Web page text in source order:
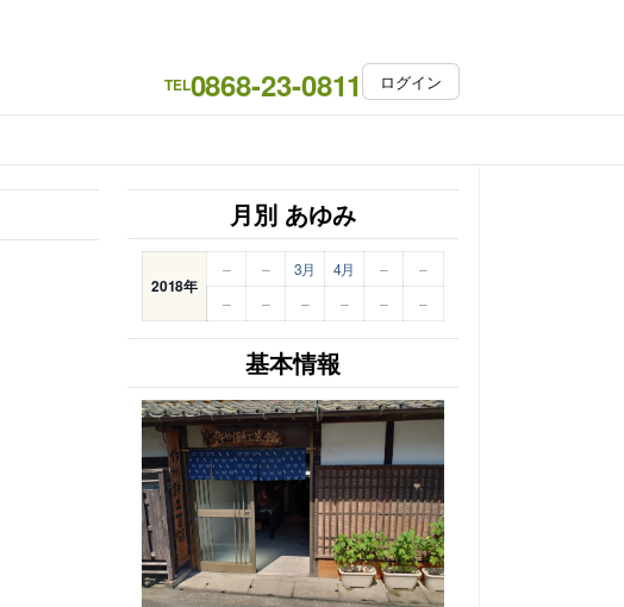
TEL0868-23-0811 ログイン
月別 あゆみ
2018年
– – 3月 4月 –
–
–
– – – – –
基本情報